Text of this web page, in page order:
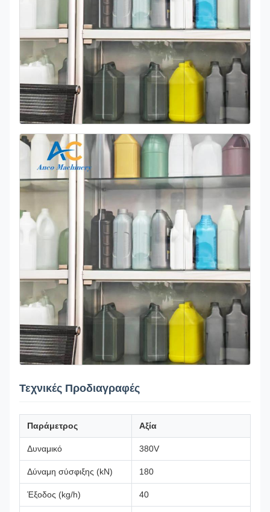
Τεχνικές Προδιαγραφές
Παράμετρος Αξία
Δυναμικό 380V
Δύναμη σύσφιξης (kN) 180
Έξοδος (kg/h) 40